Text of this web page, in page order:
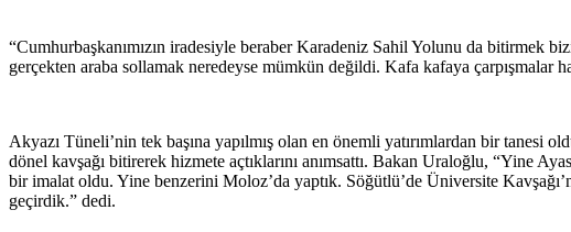
“Cumhurbaşkanımızın iradesiyle beraber Karadeniz Sahil Yolunu da bitirmek
gerçekten araba sollamak neredeyse mümkün değildi. Kafa kafaya çarpışmalar
Akyazı Tüneli’nin tek başına yapılmış olan en önemli yatırımlardan bir
dönel kavşağı bitirerek hizmete açtıklarını anımsattı. Bakan Uraloğlu, “Yine
bir imalat oldu. Yine benzerini Moloz’da yaptık. Söğütlü’de Üniversite
geçirdik.” dedi.